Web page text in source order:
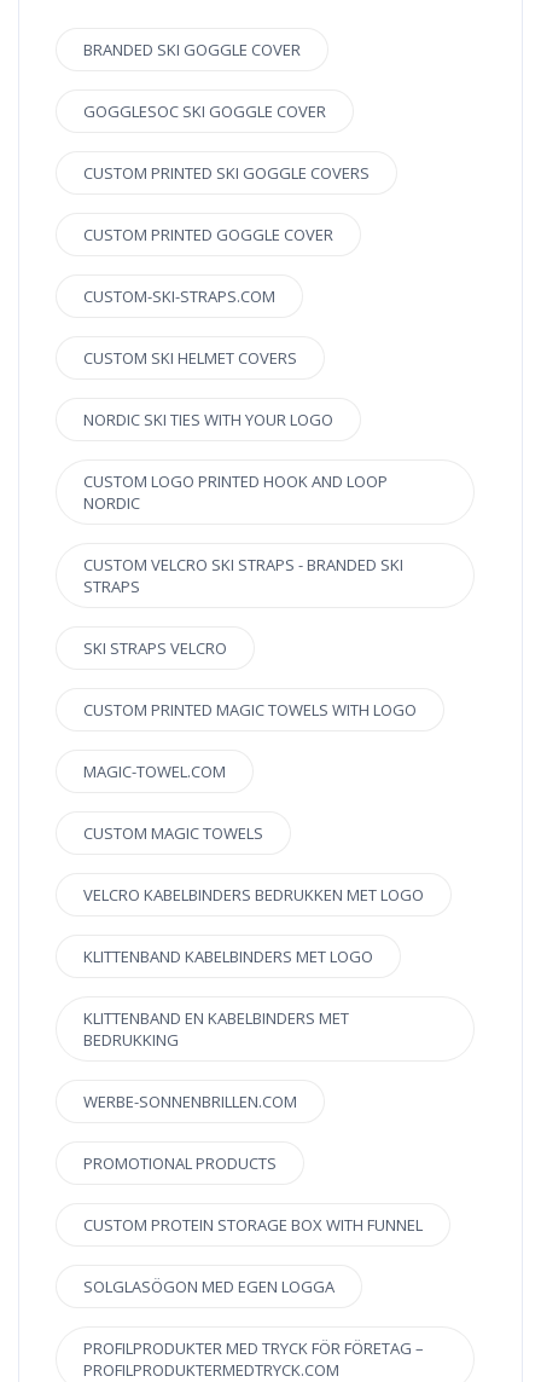
BRANDED SKI GOGGLE COVER
GOGGLESOC SKI GOGGLE COVER
CUSTOM PRINTED SKI GOGGLE COVERS
CUSTOM PRINTED GOGGLE COVER
CUSTOM-SKI-STRAPS.COM
CUSTOM SKI HELMET COVERS
NORDIC SKI TIES WITH YOUR LOGO
CUSTOM LOGO PRINTED HOOK AND LOOP
NORDIC
CUSTOM VELCRO SKI STRAPS - BRANDED SKI
STRAPS
SKI STRAPS VELCRO
CUSTOM PRINTED MAGIC TOWELS WITH LOGO
MAGIC-TOWEL.COM
CUSTOM MAGIC TOWELS
VELCRO KABELBINDERS BEDRUKKEN MET LOGO
KLITTENBAND KABELBINDERS MET LOGO
KLITTENBAND EN KABELBINDERS MET
BEDRUKKING
WERBE-SONNENBRILLEN.COM
PROMOTIONAL PRODUCTS
CUSTOM PROTEIN STORAGE BOX WITH FUNNEL
SOLGLASÖGON MED EGEN LOGGA
PROFILPRODUKTER MED TRYCK FÖR FÖRETAG –
PROFILPRODUKTERMEDTRYCK.COM